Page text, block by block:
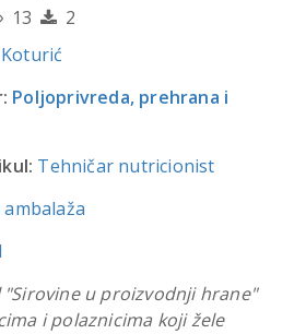
13
2
Poljoprivreda, prehrana i
Tehničar nutricionist
u proizvodnji hrane"
i polaznicima koji žele